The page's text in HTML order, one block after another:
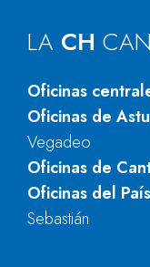
LA CH
Oficinas
Oficinas de
Vegadeo
Oficinas de
Oficinas del
Sebastián